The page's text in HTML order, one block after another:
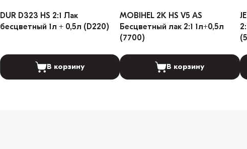
DUR D323 HS 2:1 Лак
бесцветный 1л + 0,5л (D220)
В корзину
MOBIHEL 2К HS V5 AS
Бесцветный лак 2:1 1л+0,5л
(7700)
В корзину